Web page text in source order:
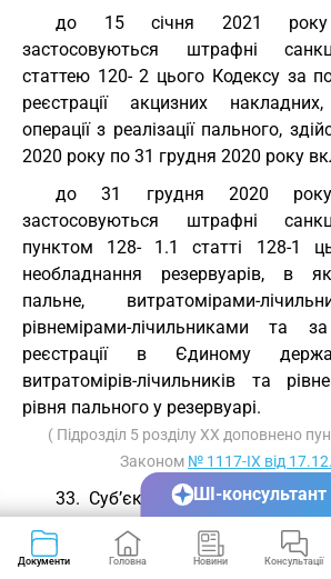
до 15 січня 2021
застосовуються штрафні
статтею 120- 2 цього Кодексу за
реєстрації акцизних
операції з реалізації пального,
2020 року по 31 грудня 2020 року
до 31 грудня 2020
застосовуються штрафні
пунктом 128- 1.1 статті 128-1
необладнання резервуарів, в
пальне, витратомірами-
рівнемірами-лічильниками та
реєстрації в Єдиному
витратомірів-лічильників та
рівня пального у резервуарі.
( Підрозділ 5 розділу XX доповнено
Законом № 1117-IX від
33. Суб’єкти господарювання,
2020 року підпадали під
акцизного податку відповідно до
Документи Головна Новини Консультації
ШІ-консультант